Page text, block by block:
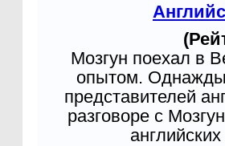
Мозгун поехал в
опытом. Однажды
представителей
разговоре с